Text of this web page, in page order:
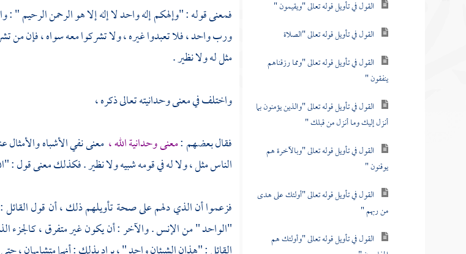
القول في تأويل قوله تعالى "ويقيمون "
القول في تأويل قوله تعالى "الصلاة
القول في تأويل قوله تعالى "ومما رزقناهم
ينفقون "
القول في تأويل قوله تعالى "والذين يؤمنون بما
أنزل إليك وما أنزل من قبلك "
القول في تأويل قوله تعالى "وبالآخرة هم
يوقنون "
القول في تأويل قوله تعالى "أولئك على هدى
من ربهم "
القول في تأويل قوله تعالى "وأولئك هم
فمعنى قوله : "وإلهكم إله واحد لا إله إلا هو الرحمن الرحيم "
ورب واحد ، فلا تعبدوا غيره ، ولا تشركوا معه سواه ، فإن من
مثل له ولا نظير .
واختلف في معنى وحدانيته تعالى ذكره ،
فقال بعضهم :معنى وحدانية الله ، معنى نفي الأشباه
الناس مثل ، ولا له في قومه شبيه ولا نظير . فكذلك معنى قول :
فزعموا أن الذي دلهم على صحة تأويلهم ذلك ، أن قول
"الواحد " من الإنس . والآخر : أن يكون غير متفرق ، كالجزء